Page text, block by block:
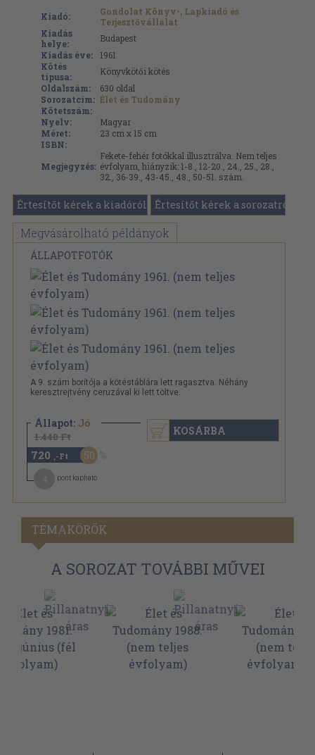
Kiadó:
Gondolat Könyv-, Lapkiadó és
Terjesztővállalat
Kiadás
helye:
Budapest
Kiadás éve:
1961
Kötés
típusa:
Könyvkötői kötés
Oldalszám:
630 oldal
Sorozatcím: Élet és Tudomány
Kötetszám:
Nyelv:
Magyar
Méret:
23 cm x 15 cm
ISBN:
Megjegyzés:
Fekete-fehér fotókkal illusztrálva. Nem teljes
évfolyam, hiányzik: 1-8., 12-20., 24., 25., 28.,
32., 36-39., 43-45., 48., 50-51. szám.
Értesítőt kérek a kiadóról Értesítőt kérek a sorozatról
Megvásárolható példányok
ÁLLAPOTFOTÓK
A 9. szám borítója a kötéstáblára lett ragasztva. Néhány
keresztrejtvény ceruzával ki lett töltve.
Állapot: Jó
1.440 Ft
720 ,-Ft 50
pont kapható
KOSÁRBA
TÉMAKÖRÖK
A SOROZAT TOVÁBBI MŰVEI